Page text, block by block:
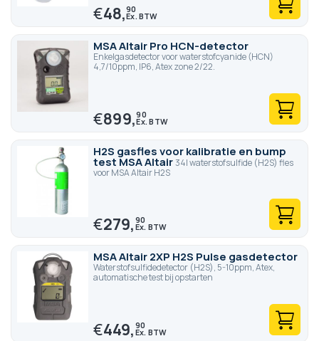
€48,90
MSA Altair Pro HCN-detector
Enkelgasdetector voor waterstofcyanide (HCN)
4,7/10ppm, IP6, Atex zone 2/22.
€899,90
H2S gasfles voor kalibratie en bump
test MSA Altair34l waterstofsulfide (H2S) fles
voor MSA Altair H2S
€279,90
MSA Altair 2XP H2S Pulse gasdetector
Waterstofsulfidedetector (H2S), 5-10ppm, Atex,
automatische test bij opstarten
€449,90